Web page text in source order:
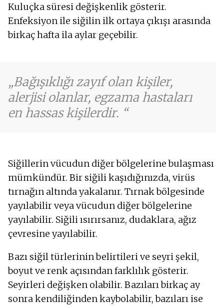
Kuluçka süresi değişkenlik gösterir.
Enfeksiyon ile siğilin ilk ortaya çıkışı arasında
birkaç hafta ila aylar geçebilir.
Bağışıklığı zayıf olan kişiler,
alerjisi olanlar, egzama hastaları
en hassas kişilerdir.
Siğillerin vücudun diğer bölgelerine bulaşması
mümkündür. Bir siğili kaşıdığınızda, virüs
tırnağın altında yakalanır. Tırnak bölgesinde
yayılabilir veya vücudun diğer bölgelerine
yayılabilir. Siğili ısırırsanız, dudaklara, ağız
çevresine yayılabilir.
Bazı siğil türlerinin belirtileri ve seyri şekil,
boyut ve renk açısından farklılık gösterir.
Seyirleri değişken olabilir. Bazıları birkaç ay
sonra kendiliğinden kaybolabilir, bazıları ise